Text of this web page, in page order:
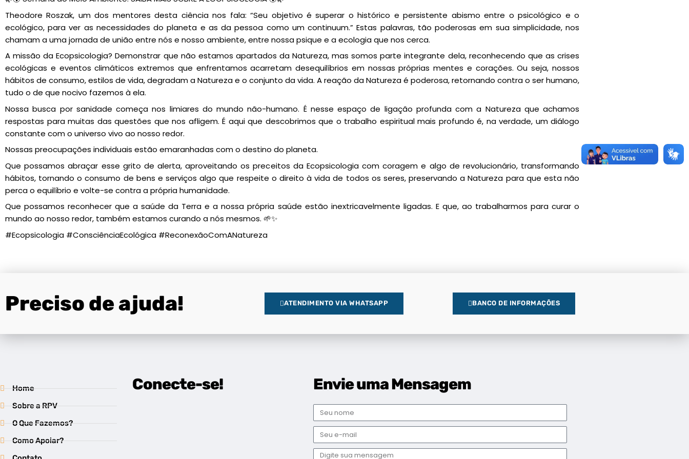
Theodore Roszak, um dos mentores desta ciência nos fala: “Seu objetivo é superar o histórico e persistente abismo entre o psicológico e o
ecológico, para ver as necessidades do planeta e as da pessoa como um continuum.” Estas palavras, tão poderosas em sua simplicidade, nos
chamam a uma jornada de união entre nós e nosso ambiente, entre nossa psique e a ecologia que nos cerca.
A missão da Ecopsicologia? Demonstrar que não estamos apartados da Natureza, mas somos parte integrante dela, reconhecendo que as crises
ecológicas e eventos climáticos extremos que enfrentamos acarretam desequilíbrios em nossas próprias mentes e corações. Ou seja, nossos
hábitos de consumo, estilos de vida, degradam a Natureza e o conjunto da vida. A reação da Natureza é poderosa, retornando contra o ser humano,
tudo o de que nocivo fazemos à ela.
Nossa busca por sanidade começa nos limiares do mundo não-humano. É nesse espaço de ligação profunda com a Natureza que achamos
respostas para muitas das questões que nos afligem. É aqui que descobrimos que o trabalho espiritual mais profundo é, na verdade, um diálogo
constante com o universo vivo ao nosso redor.
Nossas preocupações individuais estão emaranhadas com o destino do planeta.
Que possamos abraçar esse grito de alerta, aproveitando os preceitos da Ecopsicologia com coragem e algo de revolucionário, transformando
hábitos, tornando o consumo de bens e serviços algo que respeite o direito à vida de todos os seres, preservando a Natureza para que esta não
perca o equilíbrio e volte-se contra a própria humanidade.
Que possamos reconhecer que a saúde da Terra e a nossa própria saúde estão inextricavelmente ligadas. E que, ao trabalharmos para curar o
mundo ao nosso redor, também estamos curando a nós mesmos. 🌱✨
#Ecopsicologia #ConsciênciaEcológica #ReconexãoComANatureza
Preciso de ajuda! ATENDIMENTO VIA WHATSAPP BANCO DE INFORMAÇÕES
Home
Sobre a RPV
O Que Fazemos?
Como Apoiar?
Conecte-se! Envie uma Mensagem
Nome
E-
mail
Mensagem